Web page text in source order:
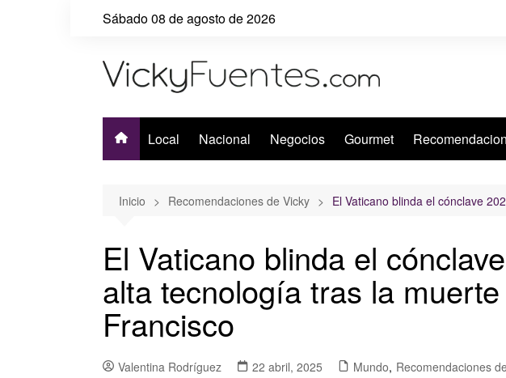
Sábado 08 de agosto de 2026
Local Nacional Negocios Gourmet
Inicio Recomendaciones de Vicky El Vaticano blinda el cónclave
El Vaticano blinda el
alta tecnología tras la
Francisco
Valentina Rodríguez 22 abril, 2025 Mundo, Recomendaciones